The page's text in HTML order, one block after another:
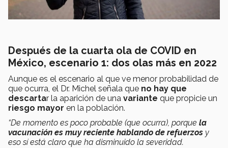
Después de la cuarta ola de COVID en
México, escenario 1: dos olas más en 2022
Aunque es el escenario al que ve menor probabilidad de
que ocurra, el Dr. Michel señala que no hay que
descartar la aparición de una variante que propicie un
riesgo mayor en la población.
“De momento es poco probable (que ocurra), porque la
vacunación es muy reciente hablando de refuerzos y
eso sí está claro que ha disminuido la severidad.